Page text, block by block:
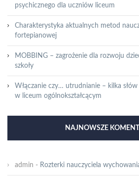
psychicznego dla uczniów liceum
Charakterystyka aktualnych metod
fortepianowej
MOBBING – zagrożenie dla rozwoju
szkoły
Włączanie czy… utrudnianie – kilka słów
w liceum ogólnokształcącym
NAJNOWSZE
admin - Rozterki nauczyciela